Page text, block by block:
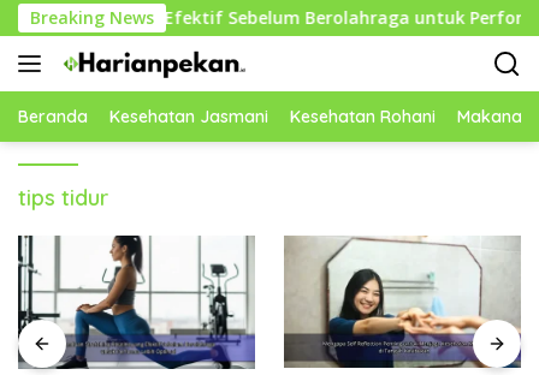
Langsung
ke
konten
Breaking News
yang Efektif Sebelum Berolahraga untuk Performa
Beranda Kesehatan Jasmani Kesehatan Rohani Makanan
tips tidur